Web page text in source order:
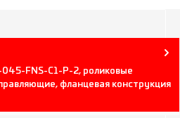
FNS-C1-P-2, роликовые
фланцевая конструкция